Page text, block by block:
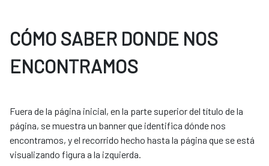
CÓMO SABER DONDE NOS
ENCONTRAMOS
Fuera de la página inicial, en la parte superior del título de la
página, se muestra un banner que identifica dónde nos
encontramos, y el recorrido hecho hasta la página que se está
visualizando figura a la izquierda.